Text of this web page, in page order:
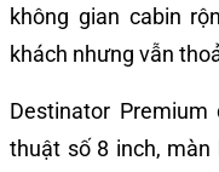
không gian cabin
khách nhưng vẫn
Destinator
thuật số 8 inch, màn